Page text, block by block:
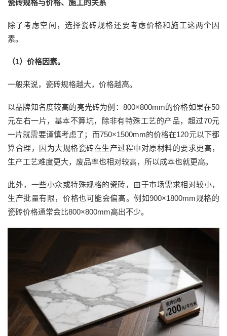
瓷砖规格与价格、施工的关系
除了考虑空间，选择瓷砖规格还要考虑价格和施工这两个因
素。
（1）价格因素。
一般来说，瓷砖规格越大，价格越高。
以品牌知名度较高的亮光砖为例： 800×800mm的价格如果在50
元左右一片，基本不算坑，除非有特殊工艺的产品，超过70元
一片就需要谨慎考虑了 ； 而750×1500mm的价格在120元以下都
算合理 ，因为大规格瓷砖在生产过程中对原材料的要求更高，
生产工艺难度更大，废品率也相对较高，所以成本也就更高。
此外，一些小众或特殊规格的瓷砖，由于市场需求相对较小，
生产批量有限，价格也可能会偏高。例如900×1800mm规格的
瓷砖价格通常会比800×800mm高出不少。